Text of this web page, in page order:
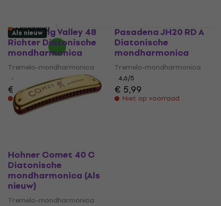
Onderweg
Hohner Big Valley 48
Richter Diatonische
mondharmonica
Tremelo-mondharmonica
4,3
€ 24,30
Niet op voorraad
Pasadena JH20 RD A
Diatonische
mondharmonica
Tremelo-mondharmonica
4,6/5
€ 5,99
Niet op voorraad
Als nieuw
Hohner Comet 40 C
Diatonische
mondharmonica (Als
nieuw)
Tremelo-mondharmonica